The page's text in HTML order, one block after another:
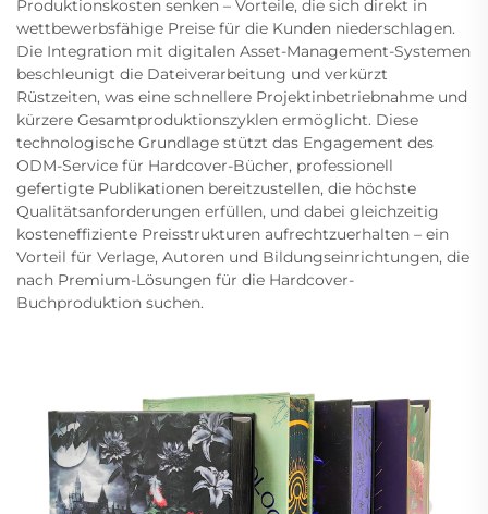
Produktionskosten senken – Vorteile, die sich direkt in
wettbewerbsfähige Preise für die Kunden niederschlagen.
Die Integration mit digitalen Asset-Management-Systemen
beschleunigt die Dateiverarbeitung und verkürzt
Rüstzeiten, was eine schnellere Projektinbetriebnahme und
kürzere Gesamtproduktionszyklen ermöglicht. Diese
technologische Grundlage stützt das Engagement des
ODM-Service für Hardcover-Bücher, professionell
gefertigte Publikationen bereitzustellen, die höchste
Qualitätsanforderungen erfüllen, und dabei gleichzeitig
kosteneffiziente Preisstrukturen aufrechtzuerhalten – ein
Vorteil für Verlage, Autoren und Bildungseinrichtungen, die
nach Premium-Lösungen für die Hardcover-
Buchproduktion suchen.